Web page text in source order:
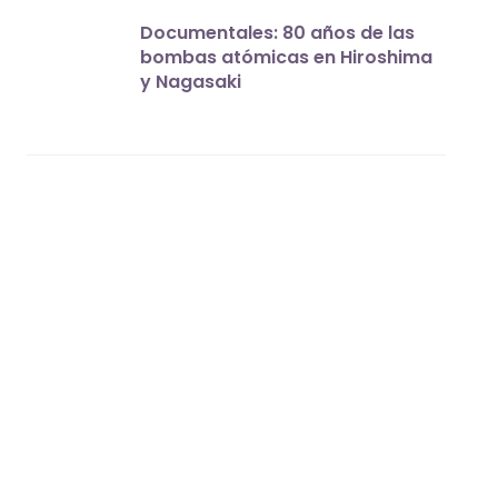
Documentales: 80 años de las
bombas atómicas en Hiroshima
y Nagasaki